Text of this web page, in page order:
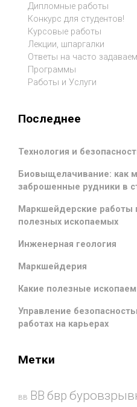
Дипломные работы
Конкурс для студентов!
Курсовые работы
Лекции, шпаргалки
Ответы на часто
Программы
Работы и Услуги
Последнее
Технология и
Биовыщелачивание: как
заброшенные рудники в
Маркшейдерские работы
полезных ископаемых
Инженерная геология
Маркшейдерия
Какие полезные
Управление
работах на карьерах
Метки
ВВ ВВ бвр